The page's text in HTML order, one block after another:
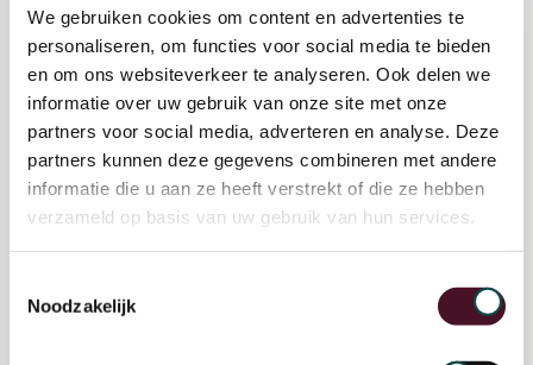
We gebruiken cookies om content en advertenties te
personaliseren, om functies voor social media te bieden
en om ons websiteverkeer te analyseren. Ook delen we
informatie over uw gebruik van onze site met onze
partners voor social media, adverteren en analyse. Deze
partners kunnen deze gegevens combineren met andere
informatie die u aan ze heeft verstrekt of die ze hebben
verzameld op basis van uw gebruik van hun services.
Noodzakelijk